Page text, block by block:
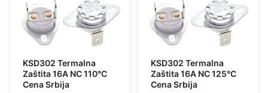
KSD302 Termalna
Zaštita 16A NC 110°C
Cena Srbija
KSD302 Termalna
Zaštita 16A NC 125°C
Cena Srbija